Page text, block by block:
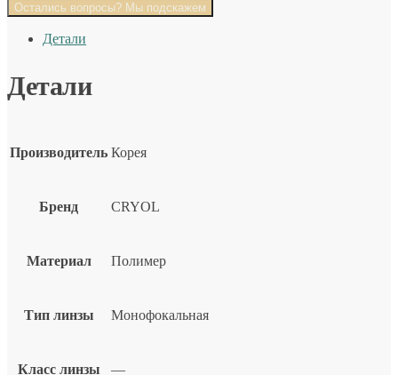
Остались вопросы? Мы подскажем
Детали
Детали
Производитель Корея
Бренд CRYOL
Материал Полимер
Тип линзы Монофокальная
Класс линзы —